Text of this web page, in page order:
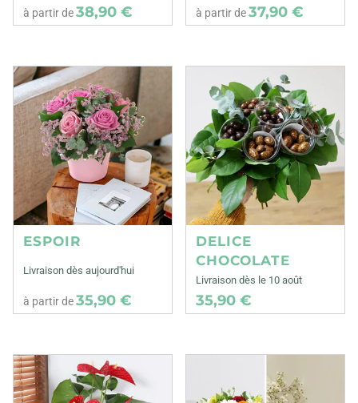
à partir de38,90 € à partir de37,90 €
ESPOIR
Livraison dès aujourd'hui
à partir de35,90 €
DELICE
CHOCOLATE
Livraison dès le 10 août
35,90 €